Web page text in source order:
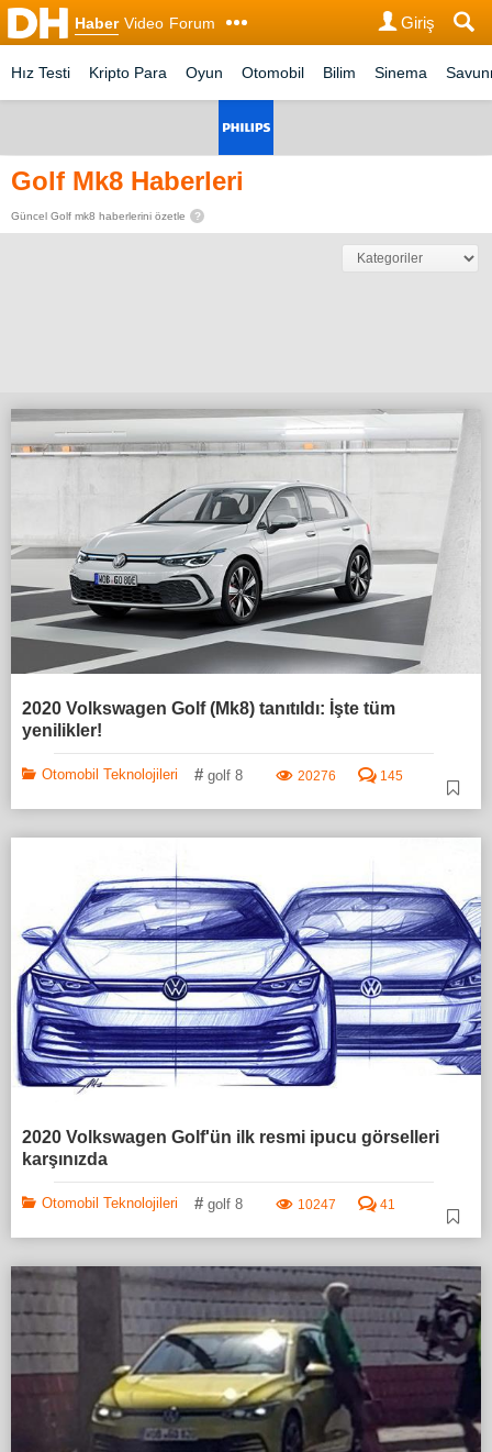
Haber Video Forum Giriş
Hız Testi Kripto Para Oyun Otomobil Bilim Sinema
Golf Mk8 Haberleri
Güncel Golf mk8 haberlerini özetle ?
2020 Volkswagen Golf (Mk8) tanıtıldı: İşte tüm
yenilikler!
Otomobil Teknolojileri # golf 8 20276 145
2020 Volkswagen Golf'ün ilk resmi ipucu görselleri
karşınızda
Otomobil Teknolojileri # golf 8 10247 41